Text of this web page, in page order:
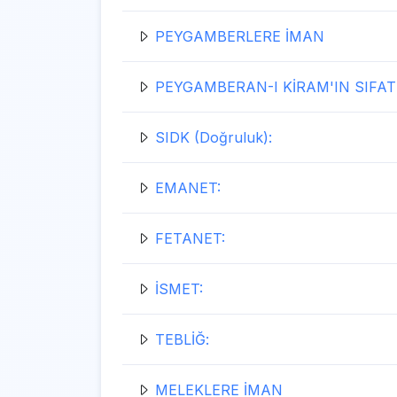
PEYGAMBERLERE İMAN
PEYGAMBERAN-I KİRAM'IN
SIDK (Doğruluk):
EMANET:
FETANET:
İSMET:
TEBLİĞ:
MELEKLERE İMAN